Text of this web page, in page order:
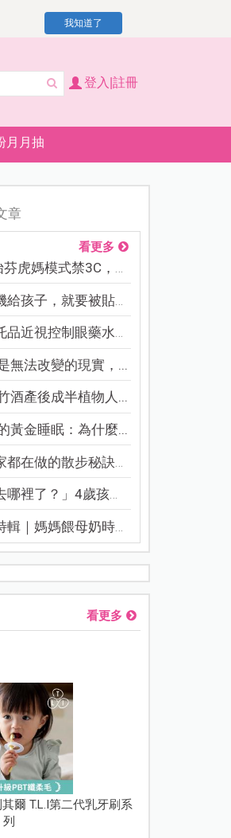
我知道了
登入|註冊
月月抽
！無印良品店員發枕頭護頭、陪伴撤離
章
看更多
虎媽模式禁3C，看...
孩子，就要被貼「...
近視控制眼藥水納...
無法改變的現實，...
酒產後成半植物人...
黃金睡眠：為什麼...
在做的散步秘訣！...
裡了？」4歲孩子還...
｜媽媽餵母奶時，...
看更多
其爾 T.L.I第二代乳牙刷系
列